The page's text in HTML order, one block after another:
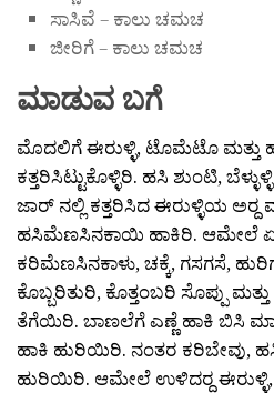
ಸಾಸಿವೆ – ಕಾಲು ಚಮಚ
ಜೀರಿಗೆ – ಕಾಲು ಚಮಚ
ಮಾಡುವ ಬಗೆ
ಮೊದಲಿಗೆ ಈರುಳ್ಳಿ, ಟೊಮೆಟೊ
ಕತ್ತರಿಸಿಟ್ಟುಕೊಳ್ಳಿರಿ. ಹಸಿ ಶುಂಟಿ,
ಜಾರ್ ನಲ್ಲಿ ಕತ್ತರಿಸಿದ ಈರುಳ್ಳಿಯ ಅರ‍್ದ
ಹಸಿಮೆಣಸಿನಕಾಯಿ ಹಾಕಿರಿ. ಆಮೇಲೆ
ಕರಿಮೆಣಸಿನಕಾಳು, ಚಕ್ಕೆ, ಗಸಗಸೆ,
ಕೊಬ್ಬರಿತುರಿ, ಕೊತ್ತಂಬರಿ ಸೊಪ್ಪು ಮತ್ತು
ತೆಗೆಯಿರಿ. ಬಾಣಲೆಗೆ ಎಣ್ಣೆ ಹಾಕಿ ಬಿಸಿ
ಹಾಕಿ ಹುರಿಯಿರಿ. ನಂತರ ಕರಿಬೇವು, ಹಸಿ
ಹುರಿಯಿರಿ. ಆಮೇಲೆ ಉಳಿದರ‍್ದ